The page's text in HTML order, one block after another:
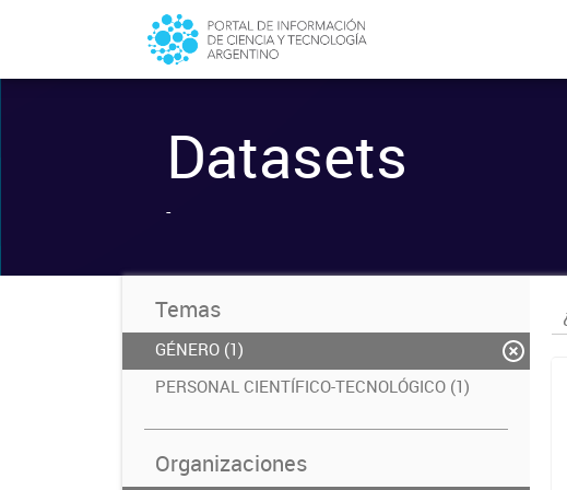
Datasets
-
Temas
GÉNERO (1)
PERSONAL CIENTÍFICO-TECNOLÓGICO (1)
Organizaciones